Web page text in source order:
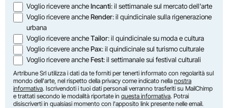
Voglio ricevere ancheIncanti: il settimanale sul mercato dell'arte
Voglio ricevere ancheRender: il quindicinale sulla rigenerazione
urbana
Voglio ricevere ancheTailor: il quindicinale su moda e cultura
Voglio ricevere anchePax: il quindicinale sul turismo culturale
Voglio ricevere ancheFest: il settimanale sui festival culturali
Artribune Srl utilizza i dati da te forniti per tenerti informato con regolarità sul
mondo dell'arte, nel rispetto della privacy come indicato nella nostra
informativa. Iscrivendoti i tuoi dati personali verranno trasferiti su MailChimp
e trattati secondo le modalità riportate in questa informativa. Potrai
disiscriverti in qualsiasi momento con l'apposito link presente nelle email.